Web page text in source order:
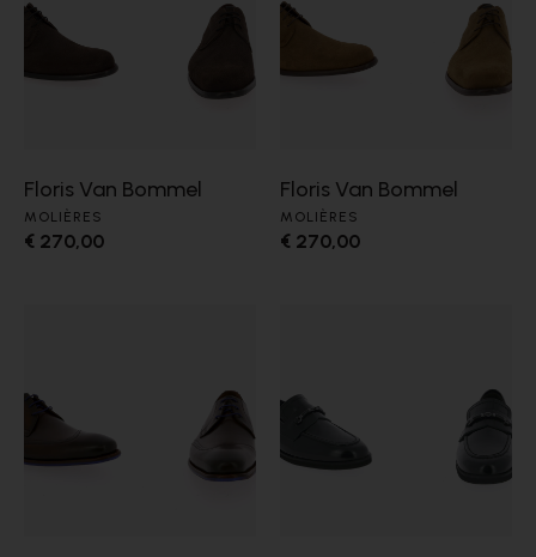
Floris Van Bommel
MOLIÈRES
€ 270,00
Floris Van Bommel
MOLIÈRES
€ 270,00